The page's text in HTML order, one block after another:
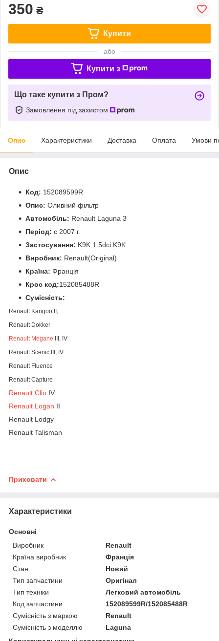
350 ₴
Купити
або
Купити з
Що таке купити з Пром?
Замовлення під захистом
Опис Характеристики Доставка Оплата Умови
Опис
Код: 152089599R
Опис: Оливний фільтр
Автомобіль: Renault Laguna 3
Період: c 2007 г.
Застосування: K9K 1.5dci K9K
Виробник: Renault(Original)
Країна: Франція
Крос код:152085488R
Сумісність:
Renault Kangoo II,
Renault Dokker
Renault Megane III, IV
Renault Scenic III, IV
Renault Fluence
Renault Capture
Renault Clio IV
Renault Logan II
Renault Lodgy
Renault Talisman
Приховати
Характеристики
Основні
Виробник
Renault
Країна виробник
Франція
Стан
Новий
Тип запчастини
Оригінал
Тип техніки
Легковий автомобіль
Код запчастини
152089599R/152085488R
Сумісність з маркою
Renault
Сумісність з моделлю
Laguna